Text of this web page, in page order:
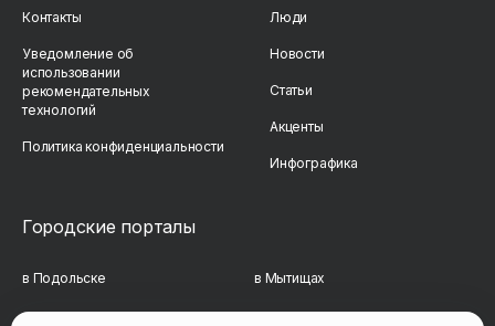
Контакты
Уведомление об
использовании
рекомендательных
технологий
Политика конфиденциальности
Люди
Новости
Статьи
Акценты
Инфографика
Городские порталы
в Подольске в Мытищах